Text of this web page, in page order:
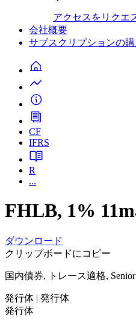
アクセスをリクエ
会社概要
サブスクリプションの購
CF
IFRS
R
...
FHLB, 1%
ダウンロード
クリップボードにコピー
国内債券, トレース適格, Senior
発行体 | 発行体
発行体